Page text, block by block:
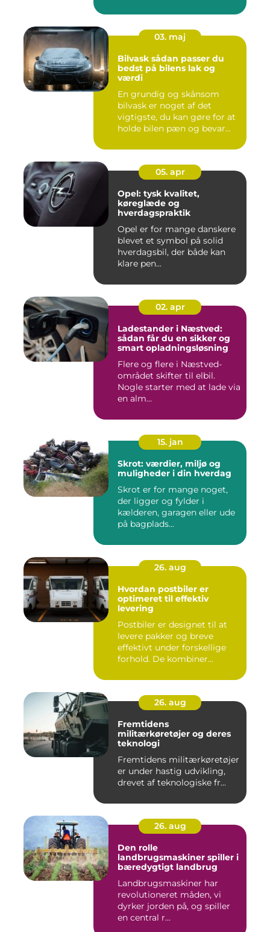
03. maj
Bilvask sådan passer du
bedst på bilens lak og
værdi
En grundig og skånsom
bilvask er noget af det
vigtigste, du kan gøre for at
holde bilen pæn og bevar...
05. apr
Opel: tysk kvalitet,
køreglæde og
hverdagspraktik
Opel er for mange danskere
blevet et symbol på solid
hverdagsbil, der både kan
klare pen...
02. apr
Ladestander i Næstved:
sådan får du en sikker og
smart opladningsløsning
Flere og flere i Næstved-
området skifter til elbil.
Nogle starter med at lade via
en alm...
15. jan
Skrot: værdier, miljø og
muligheder i din hverdag
Skrot er for mange noget,
der ligger og fylder i
kælderen, garagen eller ude
på bagplads...
26. aug
Hvordan postbiler er
optimeret til effektiv
levering
Postbiler er designet til at
levere pakker og breve
effektivt under forskellige
forhold. De kombiner...
26. aug
Fremtidens
militærkøretøjer og deres
teknologi
Fremtidens militærkøretøjer
er under hastig udvikling,
drevet af teknologiske fr...
26. aug
Den rolle
landbrugsmaskiner spiller i
bæredygtigt landbrug
Landbrugsmaskiner har
revolutioneret måden, vi
dyrker jorden på, og spiller
en central r...